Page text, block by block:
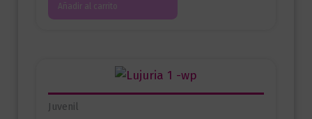
Añadir al carrito
Juvenil